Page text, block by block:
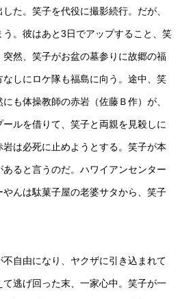
た。笑子を代役に撮影続行。だが、
。彼はあと3日でアップすること、笑
然、笑子がお盆の墓参りに故郷の福
しにロケ隊も福島に向う。途中、笑
も体操教師の赤岩（佐藤Ｂ作）が、
ルを借りて、笑子と両親を見殺しに
は必死に止めようとする。笑子が本
ると言うのだ。ハワイアンセンター
んは駄菓子屋の老婆サタから、笑子
自由になり、ヤクザに引き込まれて
逃げ回った末、一家心中。笑子が一